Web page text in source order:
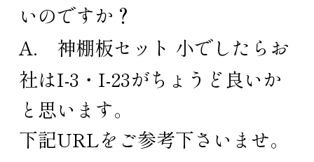
いのですか？
A. 神棚板セット 小でしたらお
社はI-3・I-23がちょうど良いか
と思います。
下記URLをご参考下さいませ。